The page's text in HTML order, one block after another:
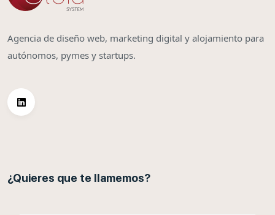
Agencia de diseño web, marketing digital y alojamiento para
autónomos, pymes y startups.
¿Quieres que te llamemos?